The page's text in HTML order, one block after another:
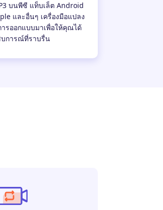
บนพีซี แท็บเล็ต Android
และอื่นๆ เครื่องมือแปลง
ารออกแบบมาเพื่อให้คุณได้
การณ์ที่ราบรื่น